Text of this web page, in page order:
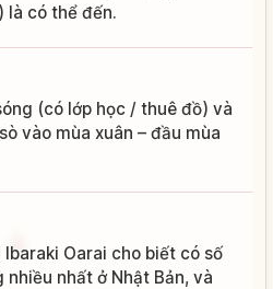
là có thể đến.
(có lớp học / thuê đồ) và
vào mùa xuân – đầu mùa
Oarai cho biết có số
nhất ở Nhật Bản, và